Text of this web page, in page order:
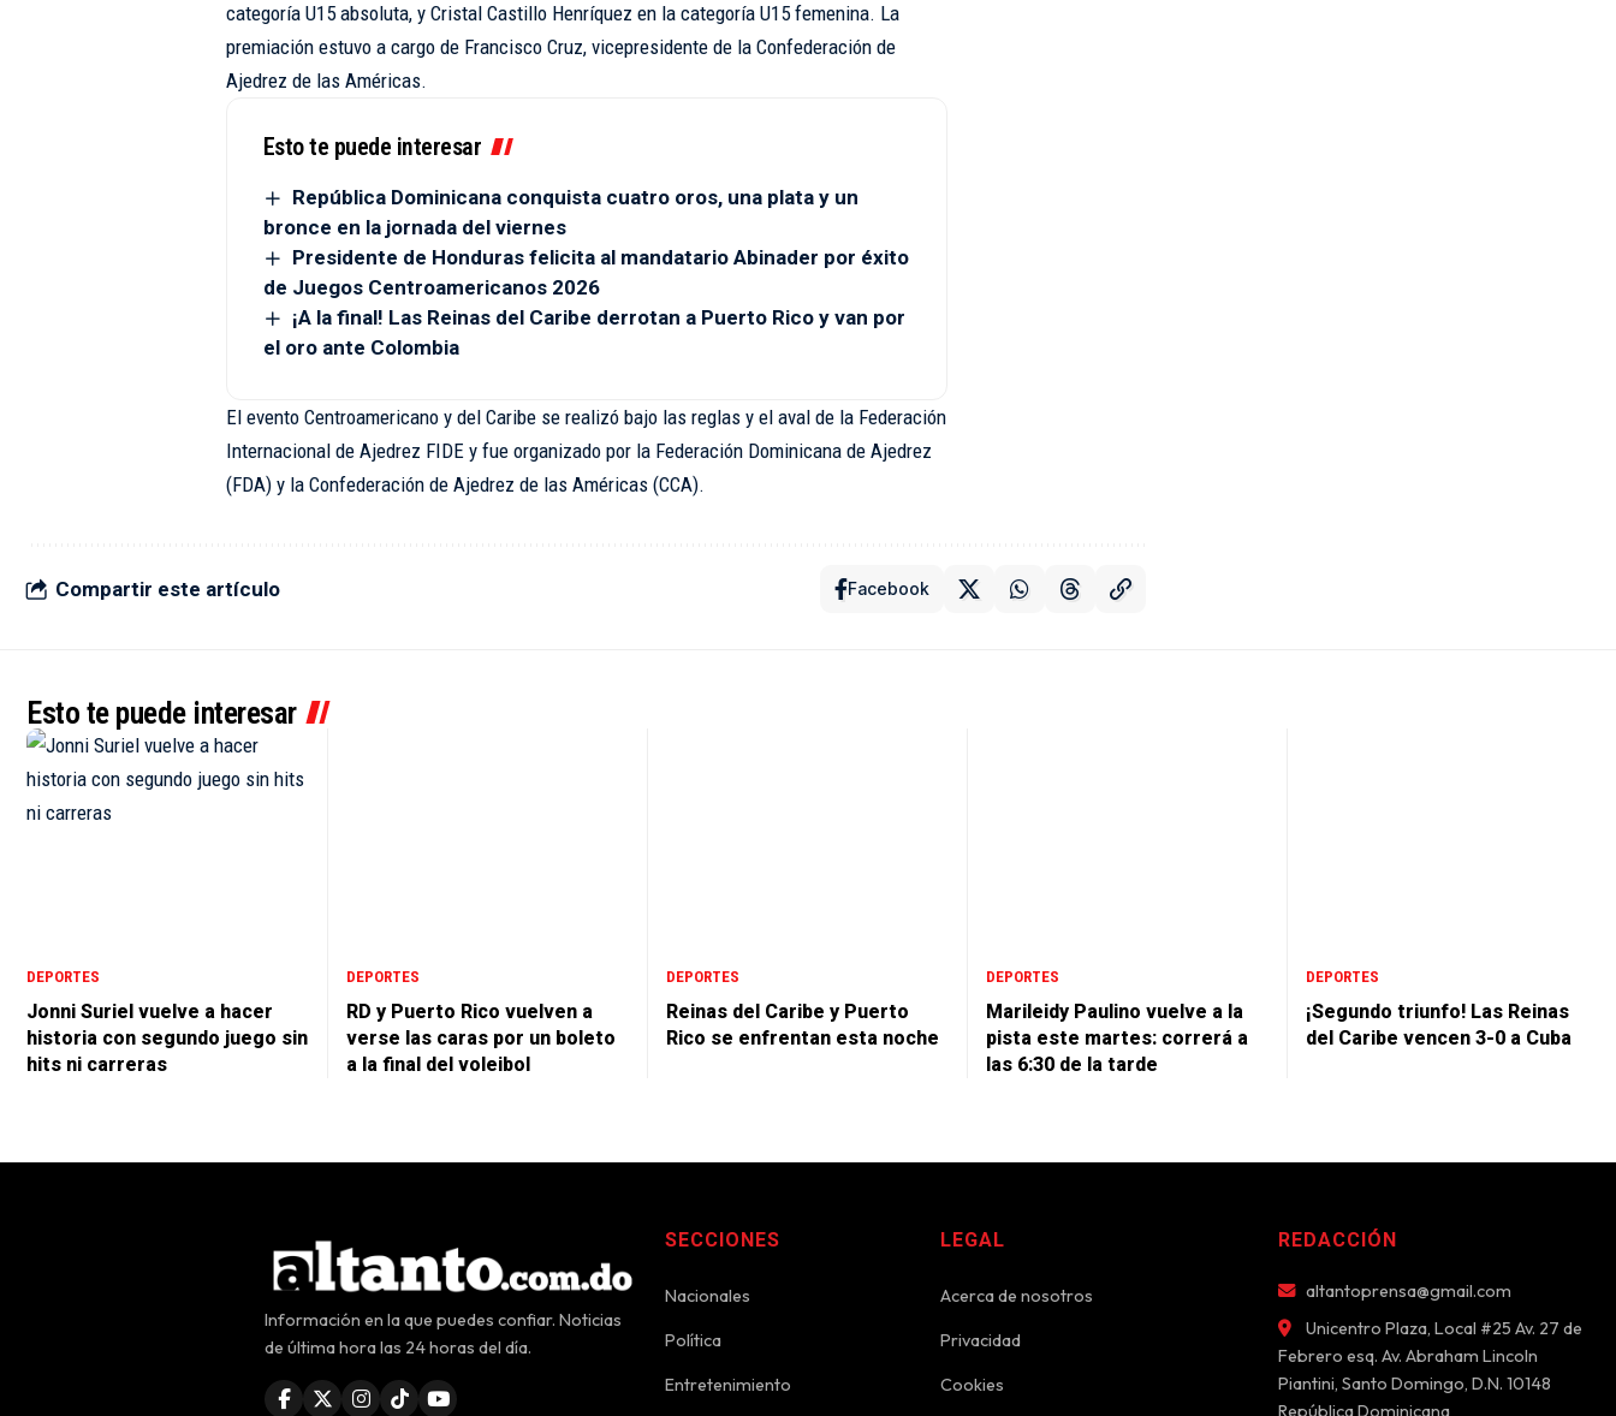
categoría U15 absoluta, y Cristal Castillo Henríquez en la categoría U15 femenina. La
premiación estuvo a cargo de Francisco Cruz, vicepresidente de la Confederación de
Ajedrez de las Américas.
Esto te puede interesar
República Dominicana conquista cuatro oros, una plata y un
bronce en la jornada del viernes
Presidente de Honduras felicita al mandatario Abinader por éxito
de Juegos Centroamericanos 2026
¡A la final! Las Reinas del Caribe derrotan a Puerto Rico y van por
el oro ante Colombia
El evento Centroamericano y del Caribe se realizó bajo las reglas y el aval de la Federación
Internacional de Ajedrez FIDE y fue organizado por la Federación Dominicana de Ajedrez
(FDA) y la Confederación de Ajedrez de las Américas (CCA).
Compartir este artículo Facebook
Esto te puede interesar
DEPORTES
Jonni Suriel vuelve a hacer
historia con segundo juego sin
hits ni carreras
DEPORTES
RD y Puerto Rico vuelven a
verse las caras por un boleto
a la final del voleibol
DEPORTES
Reinas del Caribe y Puerto
Rico se enfrentan esta noche
DEPORTES
Marileidy Paulino vuelve a la
pista este martes: correrá a
las 6:30 de la tarde
DEPORTES
¡Segundo triunfo! Las Reinas
del Caribe vencen 3-0 a Cuba
Información en la que puedes confiar. Noticias
de última hora las 24 horas del día.
SECCIONES
Nacionales
Política
Entretenimiento
LEGAL
Acerca de nosotros
Privacidad
Cookies
REDACCIÓN
altantoprensa@gmail.com
Unicentro Plaza, Local #25 Av. 27 de
Febrero esq. Av. Abraham Lincoln
Piantini, Santo Domingo, D.N. 10148
República Dominicana